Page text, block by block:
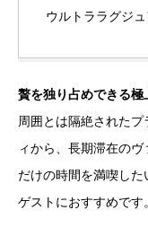
ウルトララグジュ
贅を独り占めできる極
周囲とは隔絶された
ィから、長期滞在の
だけの時間を満喫し
ゲストにおすすめです。